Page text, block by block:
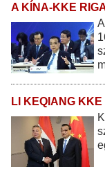
A KÍNA-KKE
LI KEQIANG